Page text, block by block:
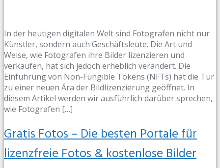
In der heutigen digitalen Welt sind Fotografen nicht nur
Künstler, sondern auch Geschäftsleute. Die Art und
Weise, wie Fotografen ihre Bilder lizenzieren und
verkaufen, hat sich jedoch erheblich verändert. Die
Einführung von Non-Fungible Tokens (NFTs) hat die Tür
zu einer neuen Ära der Bildlizenzierung geöffnet. In
diesem Artikel werden wir ausführlich darüber sprechen,
wie Fotografen […]
Gratis Fotos – Die besten Portale für
lizenzfreie Fotos & kostenlose Bilder